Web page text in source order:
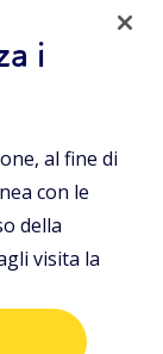
(MI)
di Milano-
i
al fine di
con le
della
visita la